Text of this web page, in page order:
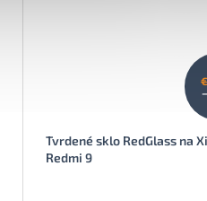
Tvrdené sklo RedGlass na
Redmi 9